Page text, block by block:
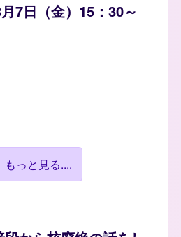
7日（金）15：30～
もっと見る....